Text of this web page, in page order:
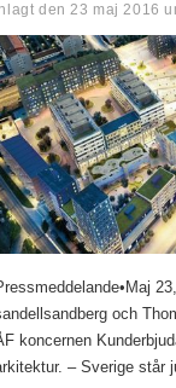
den 23 maj 2016
och
koncernen
– Sverige står